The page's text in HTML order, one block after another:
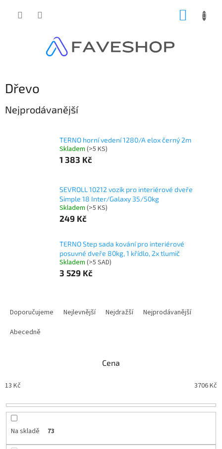
Dřevo
Nejprodávanější
TERNO horní vedení 1280/A elox černý 2m
Skladem (>5 KS)
1 383 Kč
SEVROLL 10212 vozík pro interiérové dveře
Simple 18 Inter/Galaxy 35/50kg
Skladem (>5 KS)
249 Kč
TERNO Step sada kování pro interiérové
posuvné dveře 80kg, 1 křídlo, 2x tlumič
Skladem (>5 SAD)
3 529 Kč
o
u
ů
Doporučujeme Nejlevnější Nejdražší
Nejprodávanější
Abecedně
Cena
13 Kč 3706Kč
Na skladě 73